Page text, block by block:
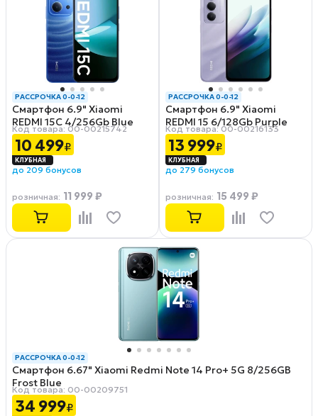
РАССРОЧКА 0-0-12
Смартфон 6.9" Xiaomi
REDMI 15C 4/256Gb Blue
Код товара: 00-00215742
10 499₽
до 209 бонусов
розничная: 11 999 ₽
РАССРОЧКА 0-0-12
Смартфон 6.9" Xiaomi
REDMI 15 6/128Gb Purple
Код товара: 00-00216133
13 999₽
до 279 бонусов
розничная: 15 499 ₽
РАССРОЧКА 0-0-12
Смартфон 6.67" Xiaomi Redmi Note 14 Pro+ 5G 8/256GB
Frost Blue
Код товара: 00-00209751
34 999₽